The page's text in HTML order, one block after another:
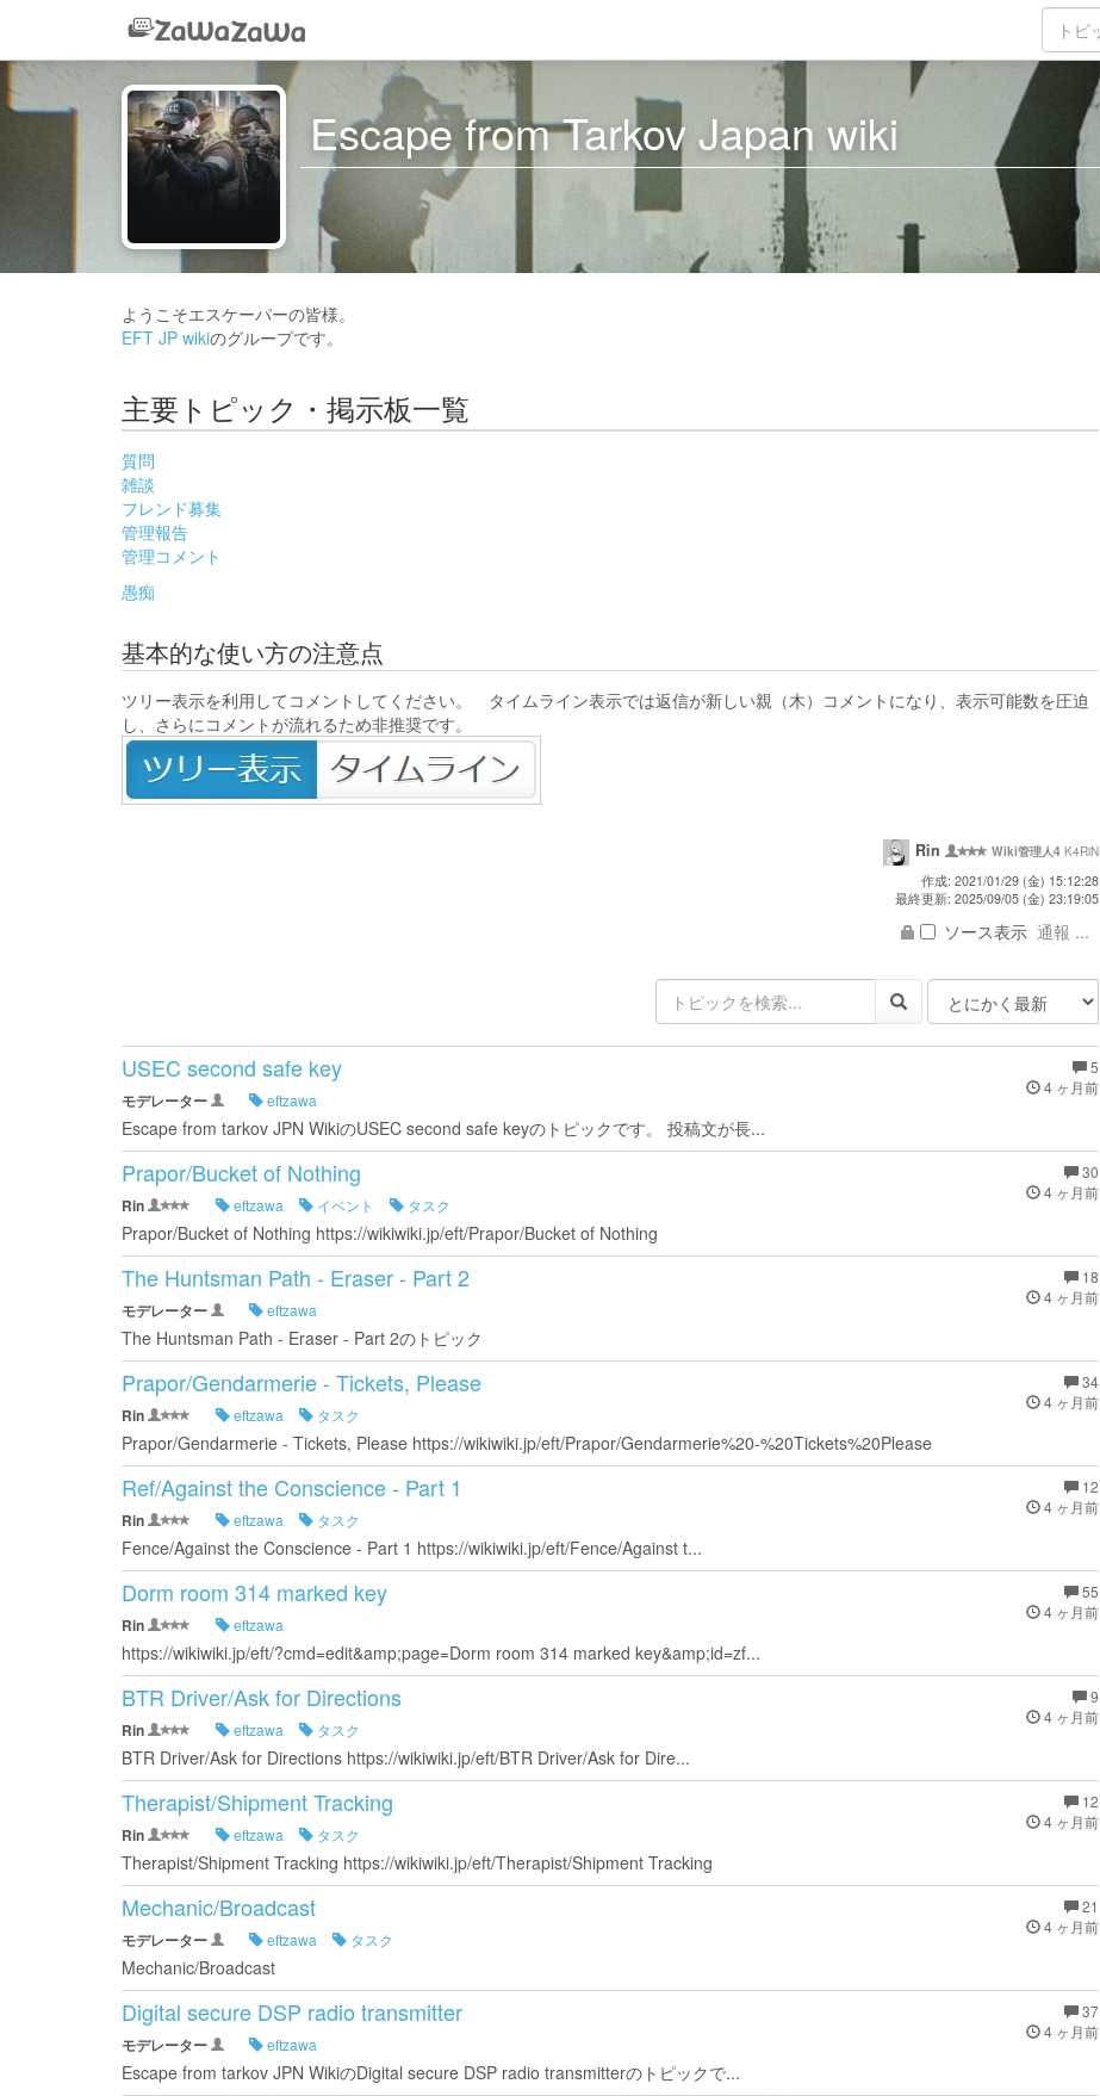
Escape from Tarkov Japan wiki
ようこそエスケーパーの皆様。
EFT JP wikiのグループです。
主要トピック・掲示板一覧
質問
雑談
フレンド募集
管理報告
管理コメント
愚痴
基本的な使い方の注意点
ツリー表示を利用してコメントしてください。 タイムライン表示では返信が新しい親（木）コメントになり、表示可能数を圧迫
し、さらにコメントが流れるため非推奨です。
Rin Wiki管理人4 K4RiN
作成: 2021/01/29 (金) 15:12:28
最終更新: 2025/09/05 (金) 23:19:05
ソース表示 通報 ...
5
4 ヶ月前
USEC second safe key
モデレーター eftzawa
Escape from tarkov JPN WikiのUSEC second safe keyのトピックです。 投稿文が長...
30
4 ヶ月前
Prapor/Bucket of Nothing
Rin eftzawa イベント タスク
Prapor/Bucket of Nothing https://wikiwiki.jp/eft/Prapor/Bucket of Nothing
18
4 ヶ月前
The Huntsman Path - Eraser - Part 2
モデレーター eftzawa
The Huntsman Path - Eraser - Part 2のトピック
34
4 ヶ月前
Prapor/Gendarmerie - Tickets, Please
Rin eftzawa タスク
Prapor/Gendarmerie - Tickets, Please https://wikiwiki.jp/eft/Prapor/Gendarmerie%20-%20Tickets%20Please
12
4 ヶ月前
Ref/Against the Conscience - Part 1
Rin eftzawa タスク
Fence/Against the Conscience - Part 1 https://wikiwiki.jp/eft/Fence/Against t...
55
4 ヶ月前
Dorm room 314 marked key
Rin eftzawa
https://wikiwiki.jp/eft/?cmd=edit&amp;page=Dorm room 314 marked key&amp;id=zf...
9
4 ヶ月前
BTR Driver/Ask for Directions
Rin eftzawa タスク
BTR Driver/Ask for Directions https://wikiwiki.jp/eft/BTR Driver/Ask for Dire...
12
4 ヶ月前
Therapist/Shipment Tracking
Rin eftzawa タスク
Therapist/Shipment Tracking https://wikiwiki.jp/eft/Therapist/Shipment Tracking
21
4 ヶ月前
Mechanic/Broadcast
モデレーター eftzawa タスク
Mechanic/Broadcast
37
4 ヶ月前
Digital secure DSP radio transmitter
モデレーター eftzawa
Escape from tarkov JPN WikiのDigital secure DSP radio transmitterのトピックで...